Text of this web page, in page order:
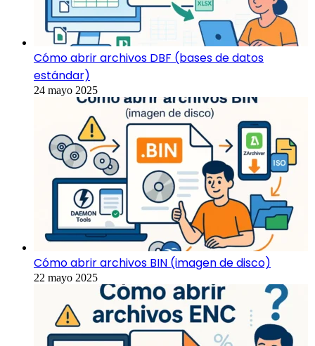
Cómo abrir archivos DBF (bases de datos
estándar)
24 mayo 2025
Cómo abrir archivos BIN (imagen de disco)
22 mayo 2025